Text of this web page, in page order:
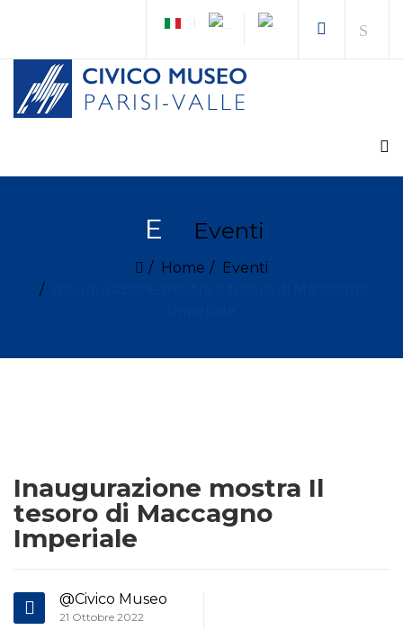
E Eventi
Home
Eventi
Inaugurazione mostra Il
tesoro di Maccagno
Imperiale
@Civico Museo
21 Ottobre 2022